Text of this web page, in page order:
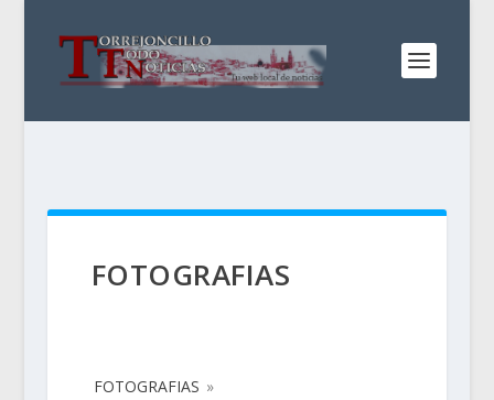
FOTOGRAFIAS
FOTOGRAFIAS »